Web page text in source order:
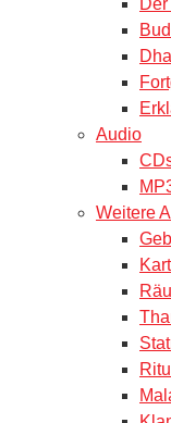
Audio
Weitere